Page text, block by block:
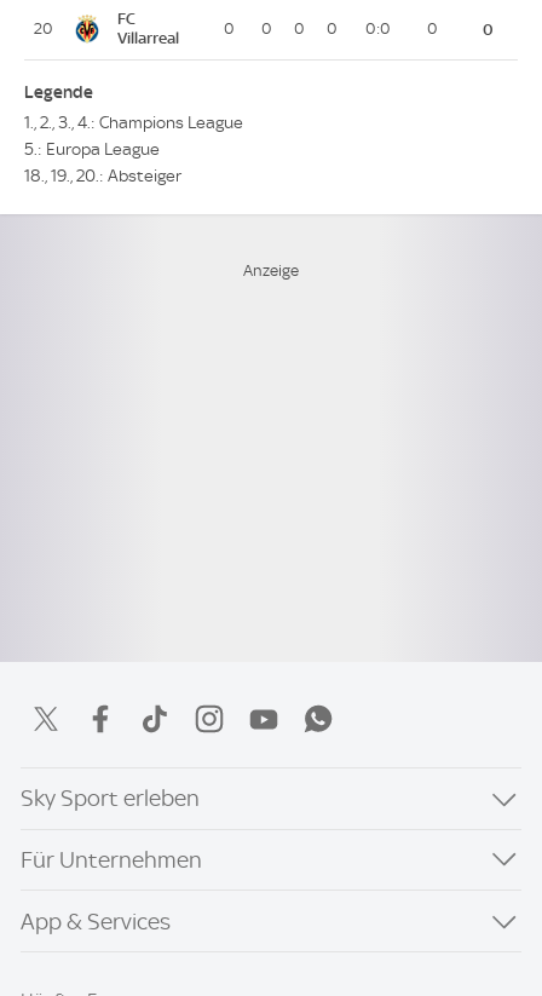
20
FC
Villarreal
0 0 0 0 0:0 0 0
Legende
1., 2., 3., 4.: Champions League
5.: Europa League
18., 19., 20.: Absteiger
Sky Sport erleben
Für Unternehmen
App & Services